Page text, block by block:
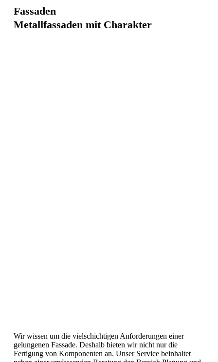
Fassaden
Metallfassaden mit Charakter
Wir wissen um die vielschichtigen Anforderungen einer
gelungenen Fassade. Deshalb bieten wir nicht nur die
Fertigung von Komponenten an. Unser Service beinhaltet